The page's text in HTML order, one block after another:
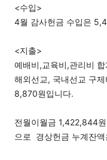
<수입>
4월 감사헌금 수입은
<지출>
예배비,교육비,관리비
해외선교, 국내선교 구
8,870원입니다.
전월이월금 1,422,844
으로 경상헌금 누계잔